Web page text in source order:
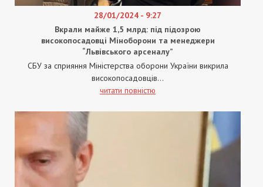
28/01/2024 - 9:27
Вкрали майже 1,5 млрд: під підозрою
високопосадовці Міноборони та менеджери
“Львівського арсеналу”
СБУ за сприяння Міністерства оборони України викрила
високопосадовців...
читати повністю